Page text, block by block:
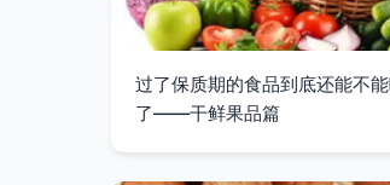
过了保质期的食品到底还能不
了——干鲜果品篇